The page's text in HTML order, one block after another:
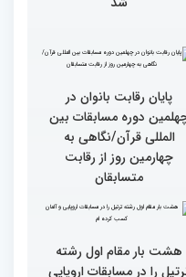
سومین محفل انس با قرآن
امامزاده حسن (ع) برگزار
شد
پایان رقابت بانوان در
چهلمین دوره مسابقات بین
المللی قرآن/نگاهی به
چهارمین روز از رقابت
متسابقان